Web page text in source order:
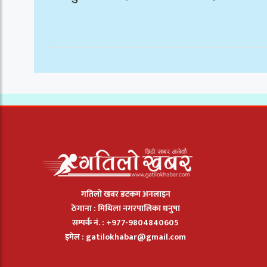
गतिलो खबर डटकम अनलाइन
ठेगाना : मिथिला नगरपालिका धनुषा
सम्पर्क नं. : +977-9804840605
इमेल : gatilokhabar@gmail.com